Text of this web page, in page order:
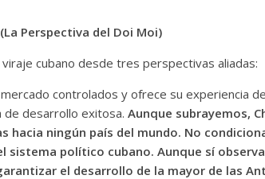
Perspectiva del Doi Moi)
cubano desde tres perspectivas aliadas:
controlados y ofrece su experiencia
de desarrollo exitosa. Aunque subrayemos,
ningún país del mundo. No
político cubano. Aunque sí
el desarrollo de la mayor de las